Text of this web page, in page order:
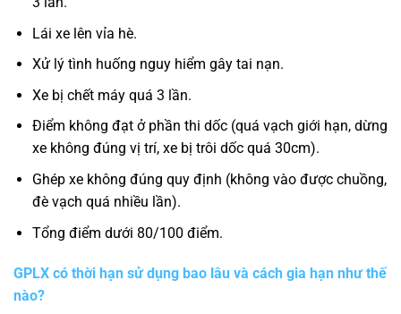
Lái xe lên vỉa hè.
Xử lý tình huống nguy hiểm gây tai nạn.
Xe bị chết máy quá 3 lần.
Điểm không đạt ở phần thi dốc (quá vạch giới hạn, dừng
xe không đúng vị trí, xe bị trôi dốc quá 30cm).
Ghép xe không đúng quy định (không vào được chuồng,
đè vạch quá nhiều lần).
Tổng điểm dưới 80/100 điểm.
GPLX có thời hạn sử dụng bao lâu và cách gia hạn như thế
nào?